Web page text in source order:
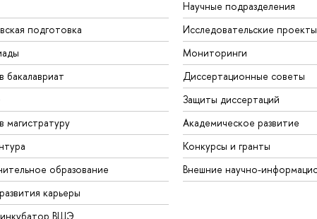
подготовка
бакалавриат
магистратуру
образование
карьеры
инкубатор ВШЭ
Научные подразделения
Исследовательские проекты
Мониторинги
Диссертационные советы
Защиты диссертаций
Академическое развитие
Конкурсы и гранты
Внешние научно-